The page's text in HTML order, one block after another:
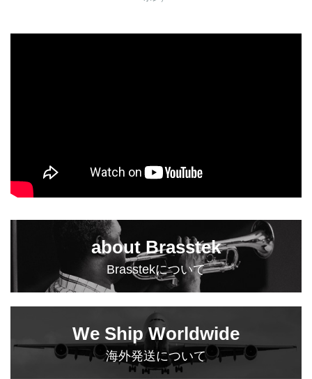
about Brasstek
Brasstekについて
We Ship Worldwide
海外発送について